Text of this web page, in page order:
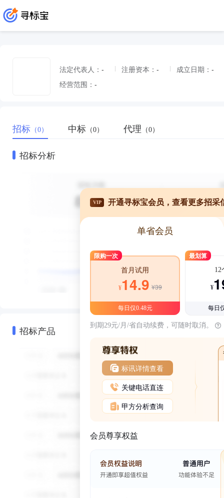
法定代表人： - 注册资本： - 成立日期： -
经营范围： -
招标 （0） 中标 （0） 代理 （0）
招标分析
招标产品
VIP 开通寻标宝会员，查看更多招采
单省会员
限购一次
首月试用
¥14.9 ¥39
每日仅0.48元
最划算
12
¥
每日
到期29元/月/省自动续费，可随时取消。
标讯详情查看
关键电话直连
甲方分析查询
会员尊享权益